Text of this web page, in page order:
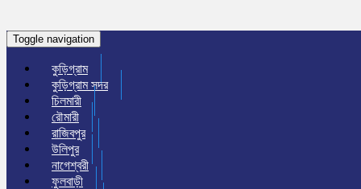
Toggle navigation
কুড়িগ্রাম
কুড়িগ্রাম সদর
চিলমারী
রৌমারী
রাজিবপুর
উলিপুর
নাগেশ্বরী
ফুলবাড়ী